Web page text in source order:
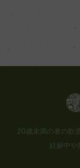
20歳未満の者の飲
妊娠中や